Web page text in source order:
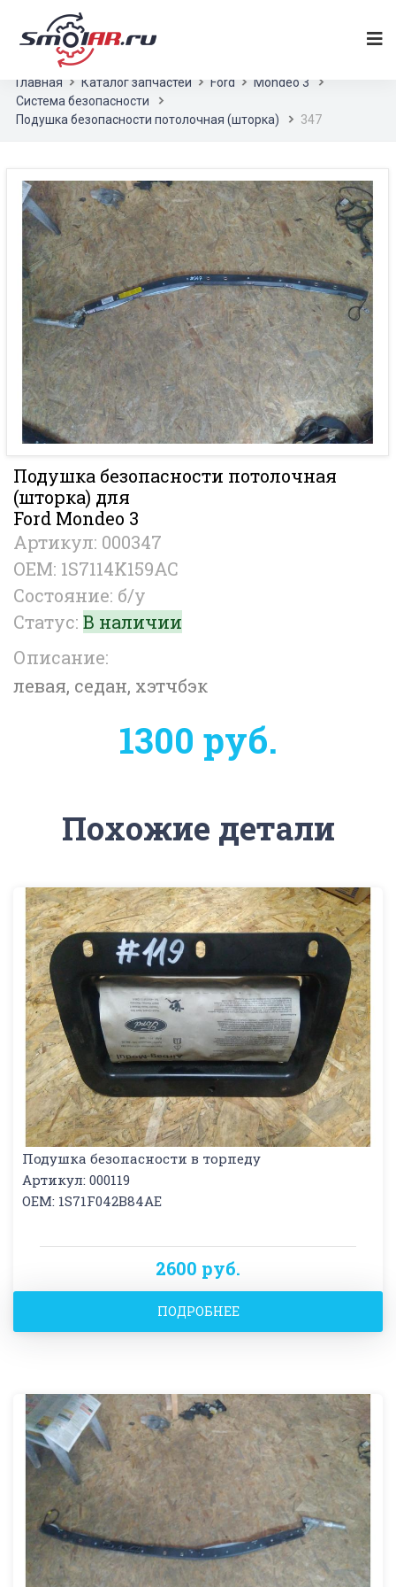
Главная Каталог запчастей Ford
Mondeo 3
Система безопасности
Подушка безопасности потолочная (шторка)
347
Подушка безопасности потолочная
(шторка) для
Ford Mondeo 3
Артикул: 000347
OEM: 1S7114K159AC
Состояние: б/у
Статус: В наличии
Описание:
левая, седан, хэтчбэк
1300 руб.
Похожие детали
Подушка безопасности в торпеду
Артикул: 000119
OEM: 1S71F042B84AE
2600 руб.
ПОДРОБНЕЕ